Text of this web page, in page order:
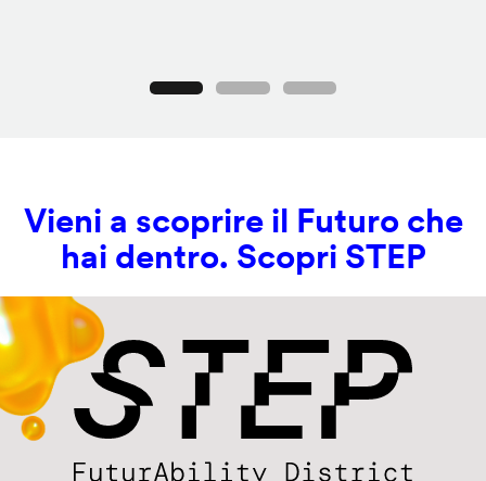
Vieni a scoprire il Futuro che
hai dentro. Scopri STEP